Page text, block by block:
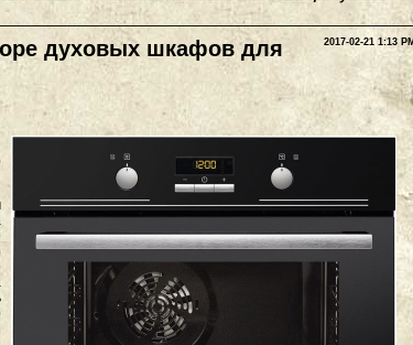
2017-02-21 1:13
духовых шкафов для